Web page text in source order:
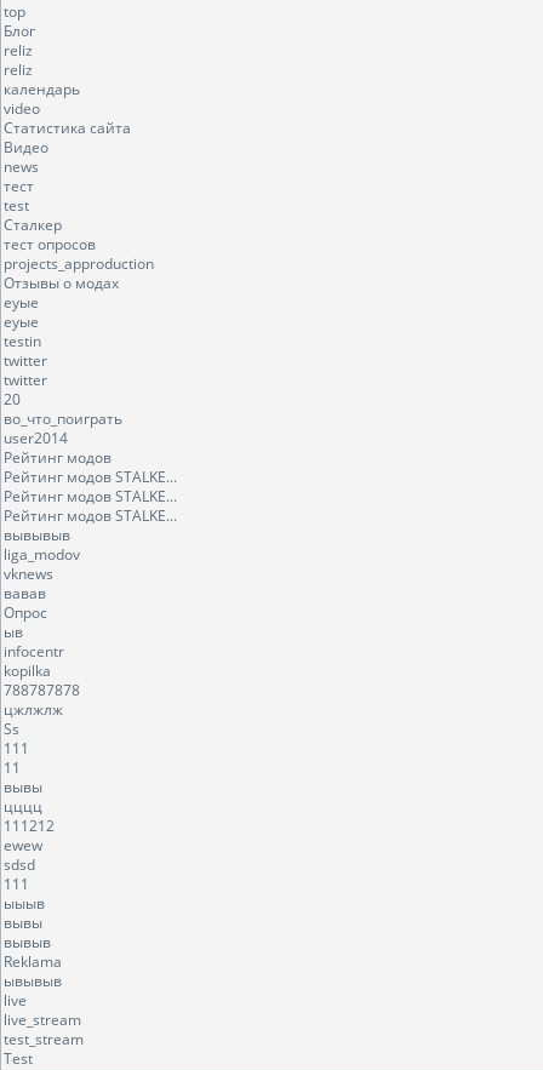
top
Блог
reliz
reliz
календарь
video
Статистика сайта
Видео
news
тест
test
Сталкер
тест опросов
projects_approduction
Отзывы о модах
еуые
еуые
testin
twitter
twitter
20
во_что_поиграть
user2014
Рейтинг модов
Рейтинг модов STALKE...
Рейтинг модов STALKE...
Рейтинг модов STALKE...
вывывыв
liga_modov
vknews
вавав
Опрос
ыв
infocentr
kopilka
788787878
цжлжлж
Ss
111
11
вывы
цццц
111212
ewew
sdsd
111
ыыыв
вывы
вывыв
Reklama
ывывыв
live
live_stream
test_stream
Test